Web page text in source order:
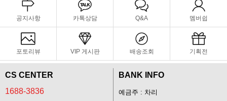
공지사항 카톡상담 Q&A 멤버쉽
포토리뷰 VIP 게시판 배송조회 기획전
CS CENTER
1688-3836
BANK INFO
예금주 : 차리